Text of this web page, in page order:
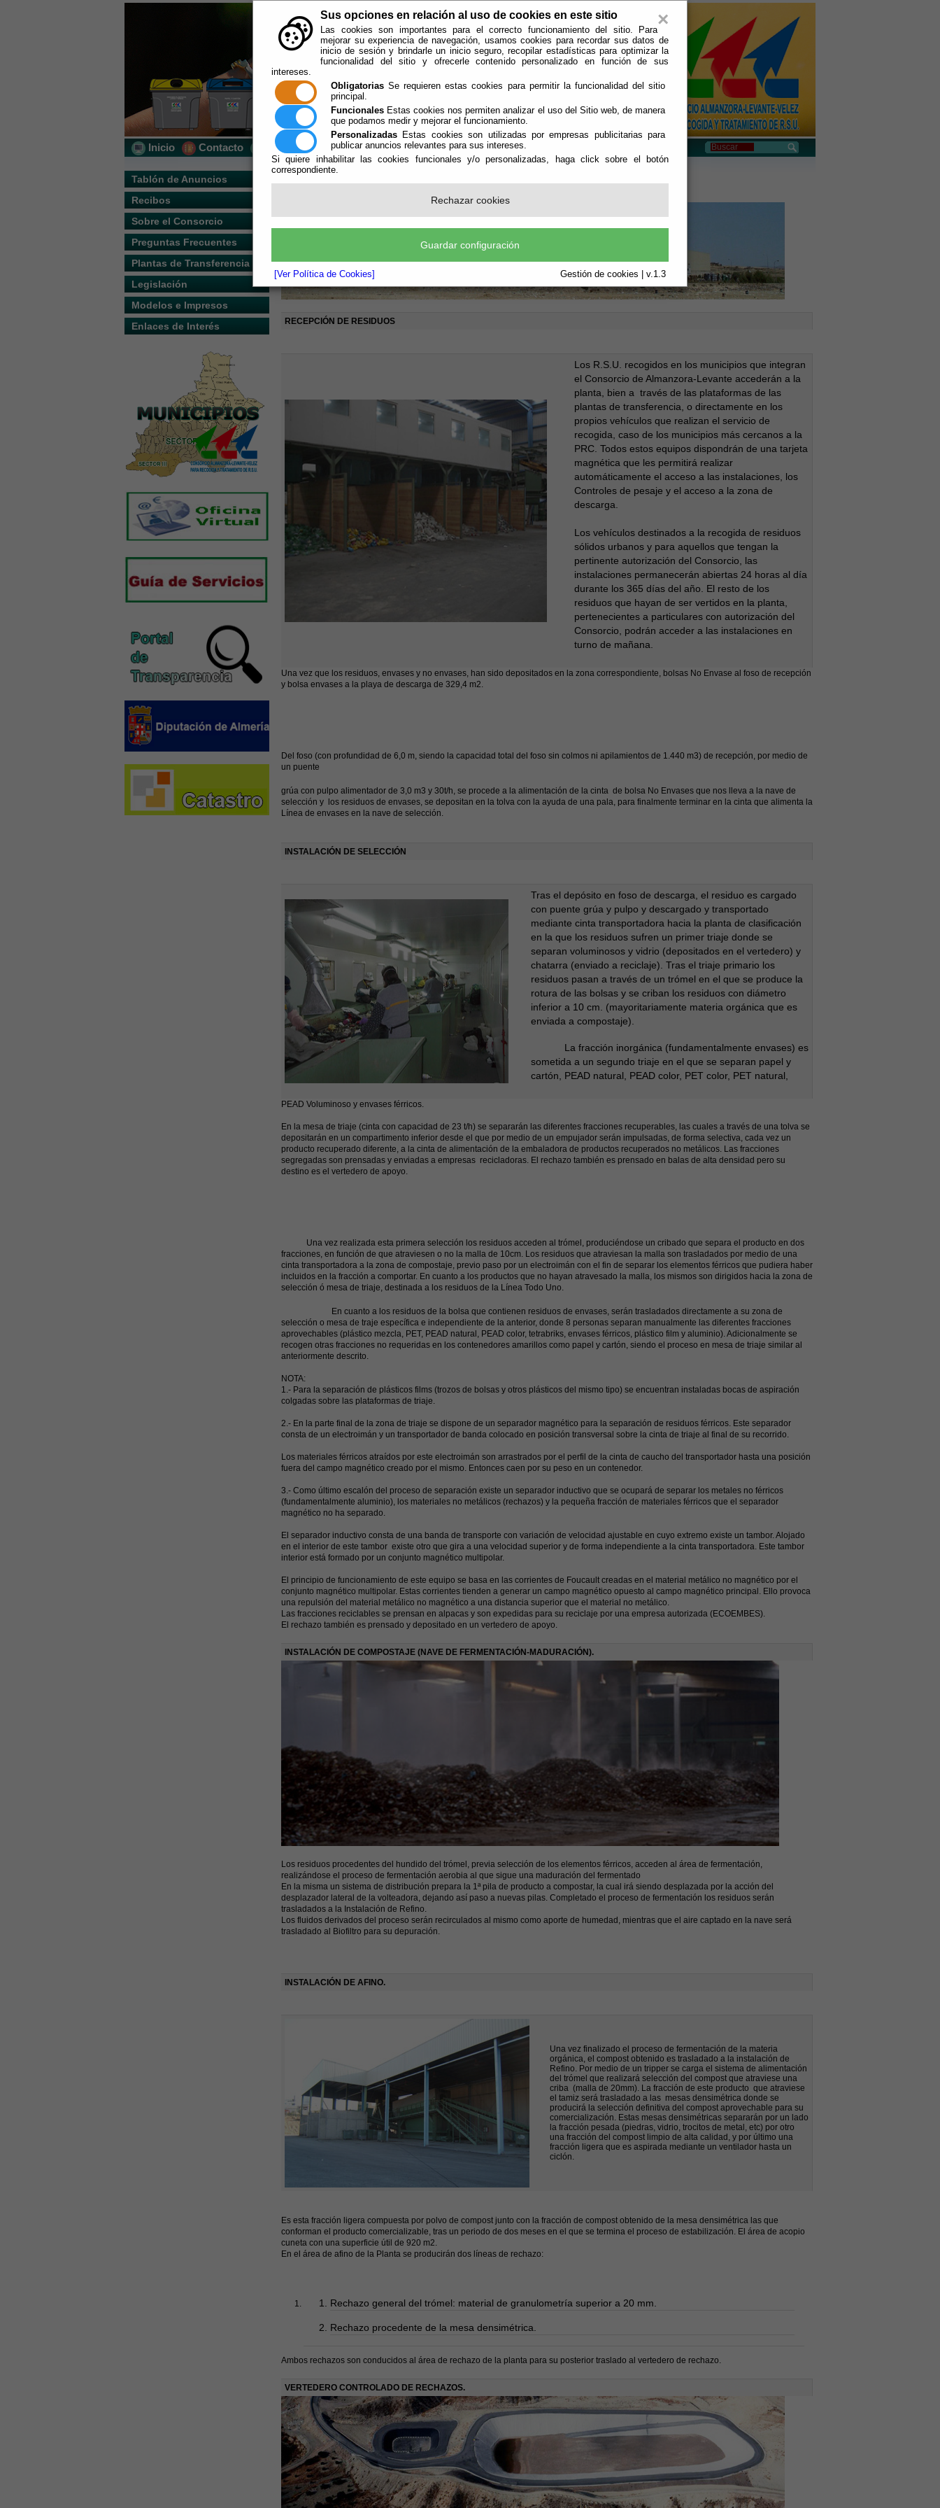
×
Sus opciones en relación al uso de cookies en este sitio
Las cookies son importantes para el correcto funcionamiento del sitio. Para
mejorar su experiencia de navegación, usamos cookies para recordar sus datos de
inicio de sesión y brindarle un inicio seguro, recopilar estadísticas para optimizar la
funcionalidad del sitio y ofrecerle contenido personalizado en función de sus
intereses.
Obligatorias Se requieren estas cookies para permitir la funcionalidad del sitio
principal.
Funcionales Estas cookies nos permiten analizar el uso del Sitio web, de manera
que podamos medir y mejorar el funcionamiento.
Personalizadas Estas cookies son utilizadas por empresas publicitarias para
publicar anuncios relevantes para sus intereses.
Si quiere inhabilitar las cookies funcionales y/o personalizadas, haga click sobre el botón
correspondiente.
Rechazar cookies
Guardar configuración
[Ver Política de Cookies] Gestión de cookies | v.1.3
Inicio Contacto Localización Quién Somos
Tablón de Anuncios
Recibos
Sobre el Consorcio
Preguntas Frecuentes
Plantas de Transferencia
Legislación
Modelos e Impresos
Enlaces de Interés
Usted se encuentra aquí:
RECEPCIÓN DE RESIDUOS
Los R.S.U. recogidos en los municipios que integran
el Consorcio de Almanzora-Levante accederán a la
planta, bien a través de las plataformas de las
plantas de transferencia, o directamente en los
propios vehículos que realizan el servicio de
recogida, caso de los municipios más cercanos a la
PRC. Todos estos equipos dispondrán de una tarjeta
magnética que les permitirá realizar
automáticamente el acceso a las instalaciones, los
Controles de pesaje y el acceso a la zona de
descarga.
Los vehículos destinados a la recogida de residuos
sólidos urbanos y para aquellos que tengan la
pertinente autorización del Consorcio, las
instalaciones permanecerán abiertas 24 horas al día
durante los 365 días del año. El resto de los
residuos que hayan de ser vertidos en la planta,
pertenecientes a particulares con autorización del
Consorcio, podrán acceder a las instalaciones en
turno de mañana.
Una vez que los residuos, envases y no envases, han sido depositados en la zona correspondiente, bolsas No Envase al foso de recepción
y bolsa envases a la playa de descarga de 329,4 m2.
Del foso (con profundidad de 6,0 m, siendo la capacidad total del foso sin colmos ni apilamientos de 1.440 m3) de recepción, por medio de
un puente
grúa con pulpo alimentador de 3,0 m3 y 30t/h, se procede a la alimentación de la cinta de bolsa No Envases que nos lleva a la nave de
selección y los residuos de envases, se depositan en la tolva con la ayuda de una pala, para finalmente terminar en la cinta que alimenta la
Línea de envases en la nave de selección.
INSTALACIÓN DE SELECCIÓN
Tras el depósito en foso de descarga, el residuo es cargado
con puente grúa y pulpo y descargado y transportado
mediante cinta transportadora hacia la planta de clasificación
en la que los residuos sufren un primer triaje donde se
separan voluminosos y vidrio (depositados en el vertedero) y
chatarra (enviado a reciclaje). Tras el triaje primario los
residuos pasan a través de un trómel en el que se produce la
rotura de las bolsas y se criban los residuos con diámetro
inferior a 10 cm. (mayoritariamente materia orgánica que es
enviada a compostaje).
La fracción inorgánica (fundamentalmente envases) es
sometida a un segundo triaje en el que se separan papel y
cartón, PEAD natural, PEAD color, PET color, PET natural,
PEAD Voluminoso y envases férricos.
En la mesa de triaje (cinta con capacidad de 23 t/h) se separarán las diferentes fracciones recuperables, las cuales a través de una tolva se
depositarán en un compartimento inferior desde el que por medio de un empujador serán impulsadas, de forma selectiva, cada vez un
producto recuperado diferente, a la cinta de alimentación de la embaladora de productos recuperados no metálicos. Las fracciones
segregadas son prensadas y enviadas a empresas recicladoras. El rechazo también es prensado en balas de alta densidad pero su
destino es el vertedero de apoyo.
Una vez realizada esta primera selección los residuos acceden al trómel, produciéndose un cribado que separa el producto en dos
fracciones, en función de que atraviesen o no la malla de 10cm. Los residuos que atraviesan la malla son trasladados por medio de una
cinta transportadora a la zona de compostaje, previo paso por un electroimán con el fin de separar los elementos férricos que pudiera haber
incluidos en la fracción a comportar. En cuanto a los productos que no hayan atravesado la malla, los mismos son dirigidos hacia la zona de
selección ó mesa de triaje, destinada a los residuos de la Línea Todo Uno.
En cuanto a los residuos de la bolsa que contienen residuos de envases, serán trasladados directamente a su zona de
selección o mesa de traje específica e independiente de la anterior, donde 8 personas separan manualmente las diferentes fracciones
aprovechables (plástico mezcla, PET, PEAD natural, PEAD color, tetrabriks, envases férricos, plástico film y aluminio). Adicionalmente se
recogen otras fracciones no requeridas en los contenedores amarillos como papel y cartón, siendo el proceso en mesa de triaje similar al
anteriormente descrito.
NOTA:
1.- Para la separación de plásticos films (trozos de bolsas y otros plásticos del mismo tipo) se encuentran instaladas bocas de aspiración
colgadas sobre las plataformas de triaje.
2.- En la parte final de la zona de triaje se dispone de un separador magnético para la separación de residuos férricos. Este separador
consta de un electroimán y un transportador de banda colocado en posición transversal sobre la cinta de triaje al final de su recorrido.
Los materiales férricos atraídos por este electroimán son arrastrados por el perfil de la cinta de caucho del transportador hasta una posición
fuera del campo magnético creado por el mismo. Entonces caen por su peso en un contenedor.
3.- Como último escalón del proceso de separación existe un separador inductivo que se ocupará de separar los metales no férricos
(fundamentalmente aluminio), los materiales no metálicos (rechazos) y la pequeña fracción de materiales férricos que el separador
magnético no ha separado.
El separador inductivo consta de una banda de transporte con variación de velocidad ajustable en cuyo extremo existe un tambor. Alojado
en el interior de este tambor existe otro que gira a una velocidad superior y de forma independiente a la cinta transportadora. Este tambor
interior está formado por un conjunto magnético multipolar.
El principio de funcionamiento de este equipo se basa en las corrientes de Foucault creadas en el material metálico no magnético por el
conjunto magnético multipolar. Estas corrientes tienden a generar un campo magnético opuesto al campo magnético principal. Ello provoca
una repulsión del material metálico no magnético a una distancia superior que el material no metálico.
Las fracciones reciclables se prensan en alpacas y son expedidas para su reciclaje por una empresa autorizada (ECOEMBES).
El rechazo también es prensado y depositado en un vertedero de apoyo.
INSTALACIÓN DE COMPOSTAJE (NAVE DE FERMENTACIÓN-MADURACIÓN).
Los residuos procedentes del hundido del trómel, previa selección de los elementos férricos, acceden al área de fermentación,
realizándose el proceso de fermentación aerobia al que sigue una maduración del fermentado
En la misma un sistema de distribución prepara la 1ª pila de producto a compostar, la cual irá siendo desplazada por la acción del
desplazador lateral de la volteadora, dejando así paso a nuevas pilas. Completado el proceso de fermentación los residuos serán
trasladados a la Instalación de Refino.
Los fluidos derivados del proceso serán recirculados al mismo como aporte de humedad, mientras que el aire captado en la nave será
trasladado al Biofiltro para su depuración.
INSTALACIÓN DE AFINO.
Una vez finalizado el proceso de fermentación de la materia
orgánica, el compost obtenido es trasladado a la instalación de
Refino. Por medio de un tripper se carga el sistema de alimentación
del trómel que realizará selección del compost que atraviese una
criba (malla de 20mm). La fracción de este producto que atraviese
el tamiz será trasladado a las mesas densimétrica donde se
producirá la selección definitiva del compost aprovechable para su
comercialización. Estas mesas densimétricas separarán por un lado
la fracción pesada (piedras, vidrio, trocitos de metal, etc) por otro
una fracción del compost limpio de alta calidad, y por último una
fracción ligera que es aspirada mediante un ventilador hasta un
ciclón.
Es esta fracción ligera compuesta por polvo de compost junto con la fracción de compost obtenido de la mesa densimétrica las que
conforman el producto comercializable, tras un periodo de dos meses en el que se termina el proceso de estabilización. El área de acopio
cuneta con una superficie útil de 920 m2.
En el área de afino de la Planta se producirán dos líneas de rechazo:
Rechazo general del trómel: material de granulometría superior a 20 mm.
Rechazo procedente de la mesa densimétrica.
Ambos rechazos son conducidos al área de rechazo de la planta para su posterior traslado al vertedero de rechazo.
VERTEDERO CONTROLADO DE RECHAZOS.